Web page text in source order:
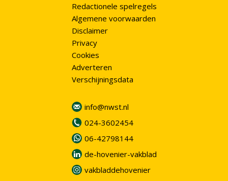
Redactionele spelregels
Algemene voorwaarden
Disclaimer
Privacy
Cookies
Adverteren
Verschijningsdata
info@nwst.nl
024-3602454
06-42798144
de-hovenier-vakblad
vakbladdehovenier